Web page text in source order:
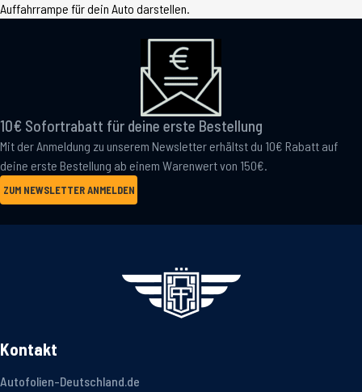
Auffahrrampe für dein Auto darstellen.
10€ Sofortrabatt für deine erste Bestellung
Mit der Anmeldung zu unserem Newsletter erhältst du 10€ Rabatt auf
deine erste Bestellung ab einem Warenwert von 150€.
ZUM NEWSLETTER ANMELDEN
Kontakt
Autofolien-Deutschland.de